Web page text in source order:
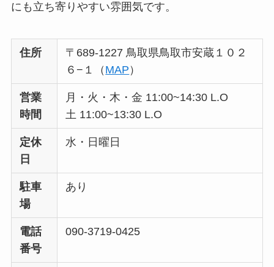
にも立ち寄りやすい雰囲気です。
住所
〒689-1227 鳥取県鳥取市安蔵１０２
６−１
（ MAP ）
営業
時間
月・火・木・金 11:00~14:30 L.O
土 11:00~13:30 L.O
定休
日
水・日曜日
駐車
場
あり
電話
番号
090-3719-0425